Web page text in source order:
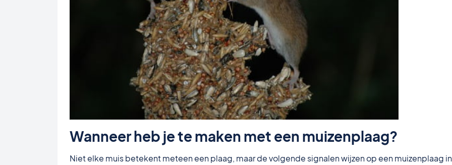
Wanneer heb je te maken met een muizenplaag?
Niet elke muis betekent meteen een plaag, maar de volgende signalen wijzen op een muizenplaag in